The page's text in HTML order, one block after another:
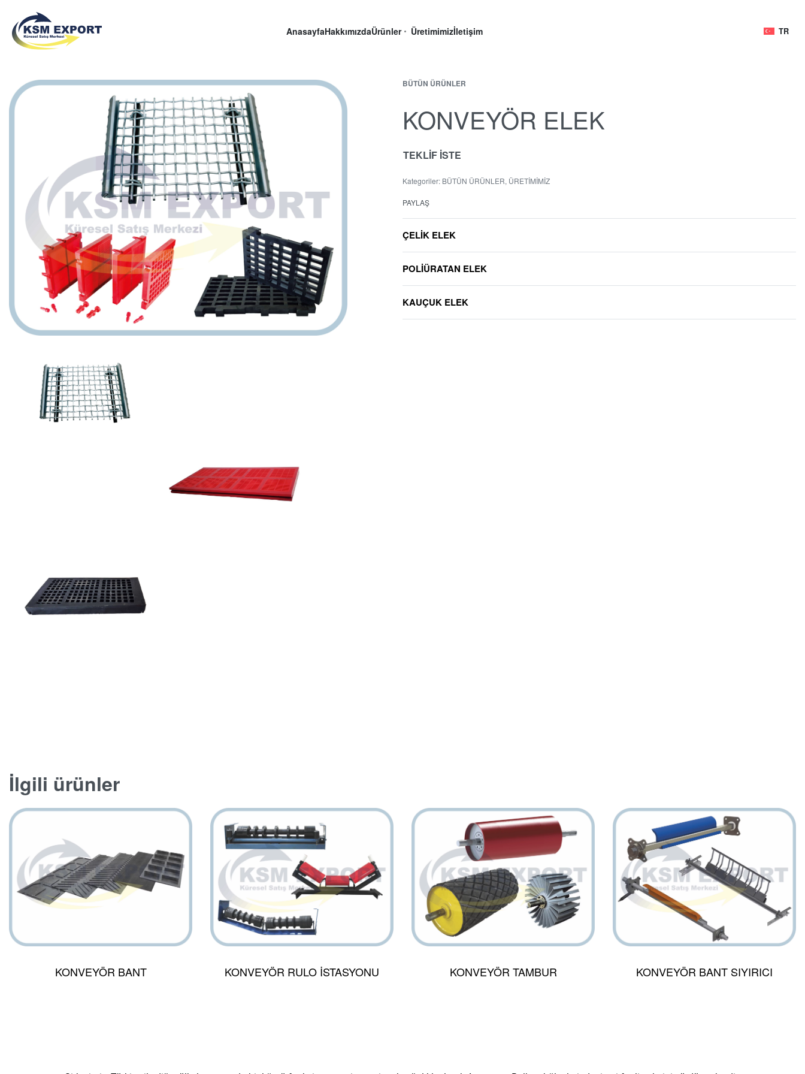
AnasayfaHakkımızdaÜrünler Üretimimizİletişim TR
BÜTÜN ÜRÜNLER
KONVEYÖR ELEK
TEKLİF İSTE
Kategoriler: BÜTÜN ÜRÜNLER, ÜRETİMİMİZ
PAYLAŞ
ÇELİK ELEK
POLİÜRATAN ELEK
KAUÇUK ELEK
İlgili ürünler
KONVEYÖR BANT KONVEYÖR RULO İSTASYONU KONVEYÖR TAMBUR KONVEYÖR BANT SIYIRICI